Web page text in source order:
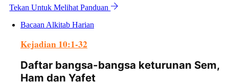
Tekan Untuk Melihat Panduan
Bacaan Alkitab Harian
Kejadian 10:1-32
Daftar bangsa-bangsa keturunan Sem,
Ham dan Yafet